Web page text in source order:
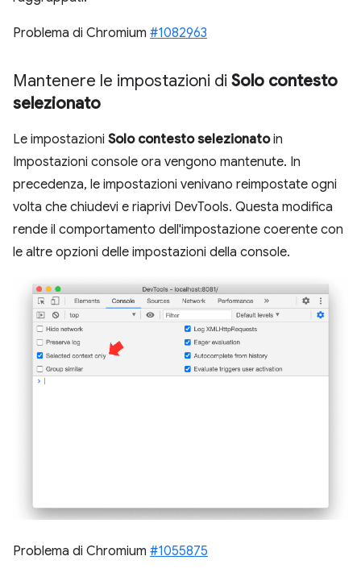
Problema di Chromium #1082963
Mantenere le impostazioni di Solo contesto
selezionato
Le impostazioni Solo contesto selezionatoin
Impostazioni console ora vengono mantenute. In
precedenza, le impostazioni venivano reimpostate ogni
volta che chiudevi e riaprivi DevTools. Questa modifica
rende il comportamento dell'impostazione coerente con
le altre opzioni delle impostazioni della console.
Problema di Chromium #1055875